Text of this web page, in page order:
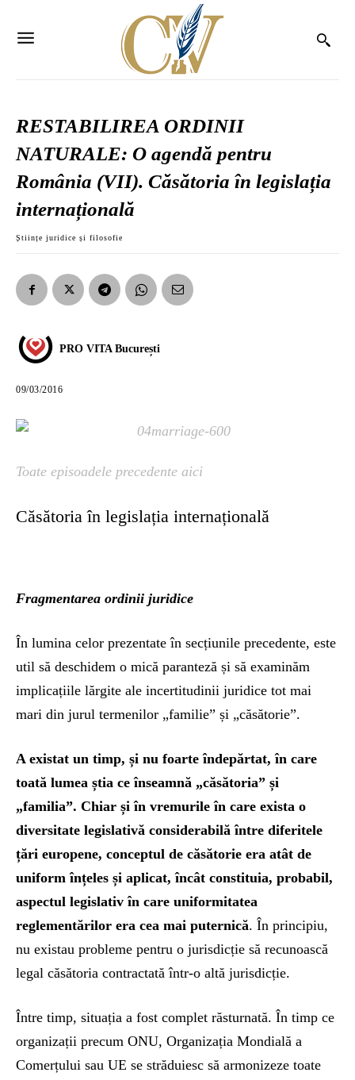
RESTABILIREA ORDINII
NATURALE: O agendă pentru
România (VII). Căsătoria în legislația
internațională
Științe juridice și filosofie
PRO VITA București
09/03/2016
Toate episoadele precedente aici
Căsătoria în legislația internațională
Fragmentarea ordinii juridice
În lumina celor prezentate în secțiunile precedente, este
util să deschidem o mică paranteză și să examinăm
implicațiile lărgite ale incertitudinii juridice tot mai
mari din jurul termenilor „familie” și „căsătorie”.
A existat un timp, și nu foarte îndepărtat, în care
toată lumea știa ce înseamnă „căsătoria” și
„familia”. Chiar și în vremurile în care exista o
diversitate legislativă considerabilă între diferitele
țări europene, conceptul de căsătorie era atât de
uniform înțeles și aplicat, încât constituia, probabil,
aspectul legislativ în care uniformitatea
reglementărilor era cea mai puternică. În principiu,
nu existau probleme pentru o jurisdicție să recunoască
legal căsătoria contractată într-o altă jurisdicție.
Între timp, situația a fost complet răsturnată. În timp ce
organizații precum ONU, Organizația Mondială a
Comerțului sau UE se străduiesc să armonizeze toate